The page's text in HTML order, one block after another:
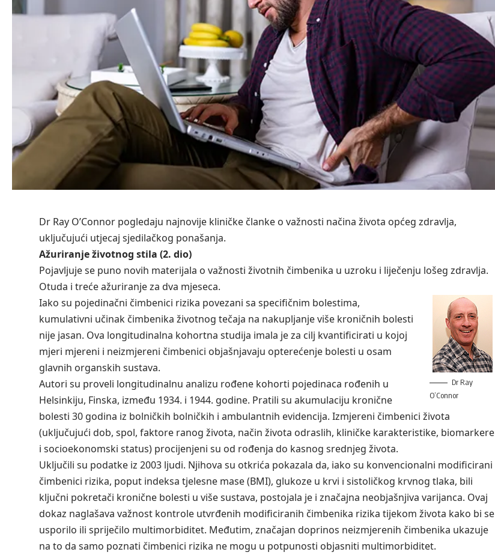
Dr Ray O’Connor pogledaju najnovije kliničke članke o važnosti načina života općeg zdravlja,
uključujući utjecaj sjedilačkog ponašanja.
Ažuriranje životnog stila (2. dio)
Pojavljuje se puno novih materijala o važnosti životnih čimbenika u uzroku i liječenju lošeg zdravlja.
Otuda i treće ažuriranje za dva mjeseca.
Dr Ray
O’Connor
Iako su pojedinačni čimbenici rizika povezani sa specifičnim bolestima,
kumulativni učinak čimbenika životnog tečaja na nakupljanje više kroničnih bolesti
nije jasan. Ova longitudinalna kohortna studija imala je za cilj kvantificirati u kojoj
mjeri mjereni i neizmjereni čimbenici objašnjavaju opterećenje bolesti u osam
glavnih organskih sustava.
Autori su proveli longitudinalnu analizu rođene kohorti pojedinaca rođenih u
Helsinkiju, Finska, između 1934. i 1944. godine. Pratili su akumulaciju kronične
bolesti 30 godina iz bolničkih bolničkih i ambulantnih evidencija. Izmjereni čimbenici života
(uključujući dob, spol, faktore ranog života, način života odraslih, kliničke karakteristike, biomarkere
i socioekonomski status) procijenjeni su od rođenja do kasnog srednjeg života.
Uključili su podatke iz 2003 ljudi. Njihova su otkrića pokazala da, iako su konvencionalni modificirani
čimbenici rizika, poput indeksa tjelesne mase (BMI), glukoze u krvi i sistoličkog krvnog tlaka, bili
ključni pokretači kronične bolesti u više sustava, postojala je i značajna neobjašnjiva varijanca. Ovaj
dokaz naglašava važnost kontrole utvrđenih modificiranih čimbenika rizika tijekom života kako bi se
usporilo ili spriječilo multimorbiditet. Međutim, značajan doprinos neizmjerenih čimbenika ukazuje
na to da samo poznati čimbenici rizika ne mogu u potpunosti objasniti multimorbiditet.